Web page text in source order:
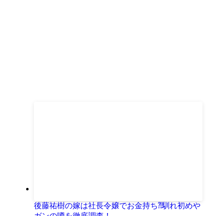
後藤祐樹の嫁は社長令嬢でお金持ち⁈馴れ初めや